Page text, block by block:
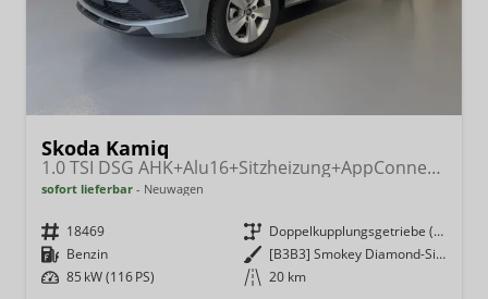
Skoda Kamiq
1.0 TSI DSG AHK+Alu16+Sitzheizung+AppConnect+GV5+LED+Nebel+Klima
sofort lieferbar Neuwagen
Fahrzeugnr. 18469 Getriebe
Doppelkupplungsgetriebe (DSG)
Kraftstoff Benzin Außenfarbe
[B3B3] Smokey Diamond-Silber Metallic
Leistung 85 kW (116 PS) Kilometerstand 20 km